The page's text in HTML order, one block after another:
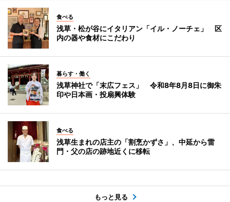
食べる
浅草・松が谷にイタリアン「イル・ノーチェ」 区
内の器や食材にこだわり
暮らす・働く
浅草神社で「末広フェス」 令和8年8月8日に御朱
印や日本画・投扇興体験
食べる
浅草生まれの店主の「割烹かずさ」、中延から雷
門・父の店の跡地近くに移転
もっと見る